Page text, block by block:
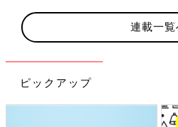
連載一覧
ピックアップ